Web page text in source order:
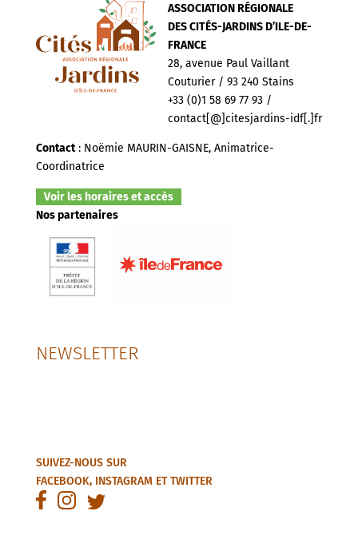
ASSOCIATION RÉGIONALE
DES CITÉS-JARDINS D’ILE-DE-
FRANCE
28, avenue Paul Vaillant
Couturier / 93 240 Stains
+33 (0)1 58 69 77 93 /
contact[@]citesjardins-idf[.]fr
Contact: Noëmie MAURIN-GAISNE, Animatrice-
Coordinatrice
Voir les horaires et accès
Nos partenaires
NEWSLETTER
SUIVEZ-NOUS SUR
FACEBOOK, INSTAGRAMETTWITTER